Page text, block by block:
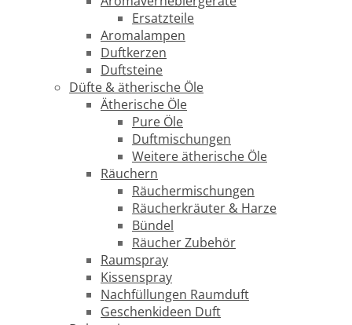
Ersatzteile
Aromalampen
Duftkerzen
Duftsteine
Düfte & ätherische Öle
Ätherische Öle
Pure Öle
Duftmischungen
Weitere ätherische Öle
Räuchern
Räuchermischungen
Räucherkräuter & Harze
Bündel
Räucher Zubehör
Raumspray
Kissenspray
Nachfüllungen Raumduft
Geschenkideen Duft